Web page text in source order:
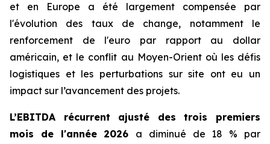
et en Europe a été largement compensée par
l'évolution des taux de change, notamment le
renforcement de l'euro par rapport au dollar
américain, et le conflit au Moyen-Orient où les défis
logistiques et les perturbations sur site ont eu un
impact sur l’avancement des projets.
L’EBITDA récurrent ajusté des trois premiers
mois de l'année 2026 a diminué de 18 % par